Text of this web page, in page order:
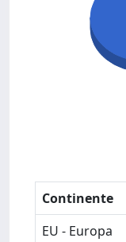
Continente
EU - Europa